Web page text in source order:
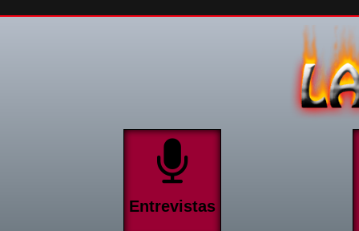
Entrevistas